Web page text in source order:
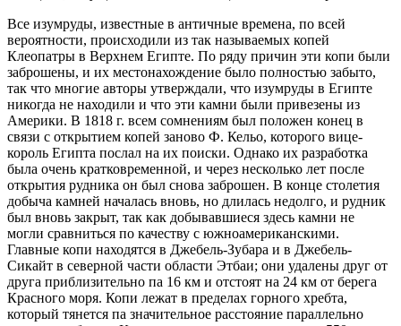
Все изумруды, известные в античные времена, по всей
вероятности, происходили из так называемых копей
Клеопатры в Верхнем Египте. По ряду причин эти копи были
заброшены, и их местонахождение было полностью забыто,
так что многие авторы утверждали, что изумруды в Египте
никогда не находили и что эти камни были привезены из
Америки. В 1818 г. всем сомнениям был положен конец в
связи с открытием копей заново Ф. Кельо, которого вице-
король Египта послал на их поиски. Однако их разработка
была очень кратковременной, и через несколько лет после
открытия рудника он был снова заброшен. В конце столетия
добыча камней началась вновь, но длилась недолго, и рудник
был вновь закрыт, так как добывавшиеся здесь камни не
могли сравниться по качеству с южноамериканскими.
Главные копи находятся в Джебель-Зубара и в Джебель-
Сикайт в северной части области Этбаи; они удалены друг от
друга приблизительно па 16 км и отстоят на 24 км от берега
Красного моря. Копи лежат в пределах горного хребта,
который тянется па значительное расстояние параллельно